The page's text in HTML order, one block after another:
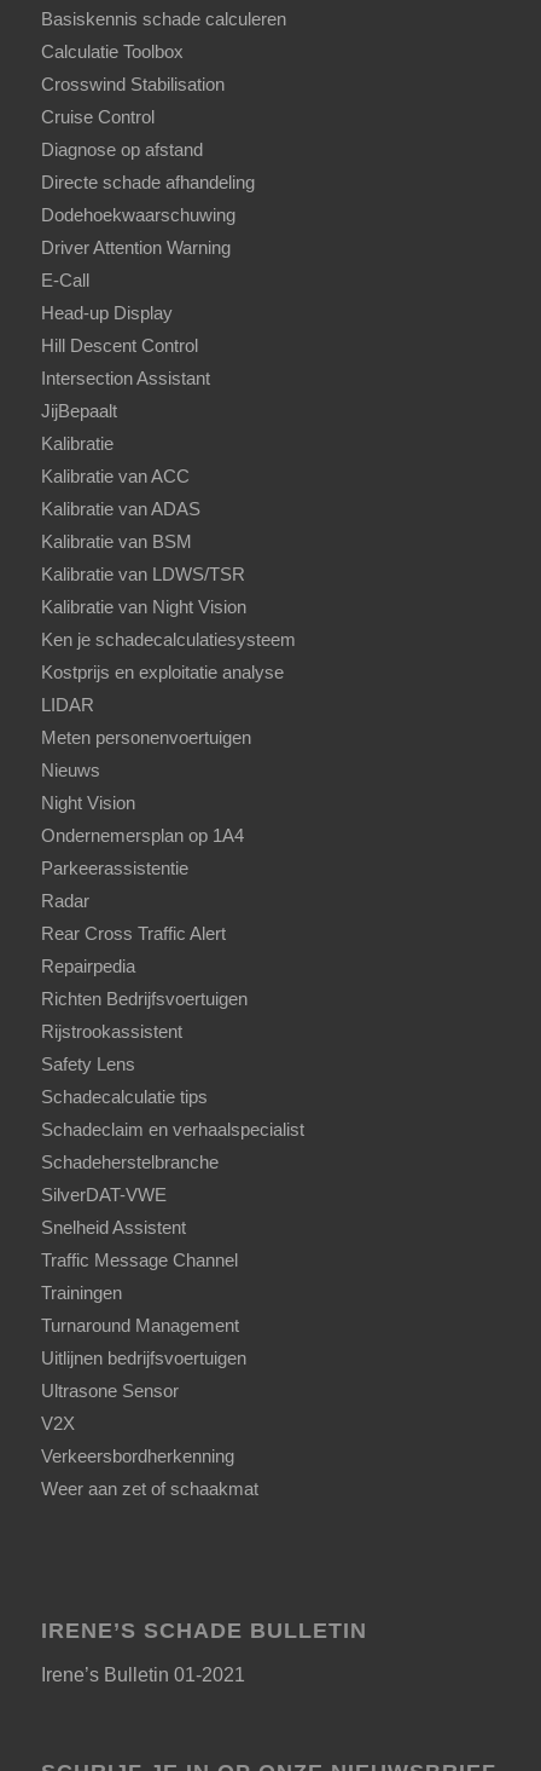
Basiskennis schade calculeren
Calculatie Toolbox
Crosswind Stabilisation
Cruise Control
Diagnose op afstand
Directe schade afhandeling
Dodehoekwaarschuwing
Driver Attention Warning
E-Call
Head-up Display
Hill Descent Control
Intersection Assistant
JijBepaalt
Kalibratie
Kalibratie van ACC
Kalibratie van ADAS
Kalibratie van BSM
Kalibratie van LDWS/TSR
Kalibratie van Night Vision
Ken je schadecalculatiesysteem
Kostprijs en exploitatie analyse
LIDAR
Meten personenvoertuigen
Nieuws
Night Vision
Ondernemersplan op 1A4
Parkeerassistentie
Radar
Rear Cross Traffic Alert
Repairpedia
Richten Bedrijfsvoertuigen
Rijstrookassistent
Safety Lens
Schadecalculatie tips
Schadeclaim en verhaalspecialist
Schadeherstelbranche
SilverDAT-VWE
Snelheid Assistent
Traffic Message Channel
Trainingen
Turnaround Management
Uitlijnen bedrijfsvoertuigen
Ultrasone Sensor
V2X
Verkeersbordherkenning
Weer aan zet of schaakmat
IRENE’S SCHADE BULLETIN
Irene’s Bulletin 01-2021